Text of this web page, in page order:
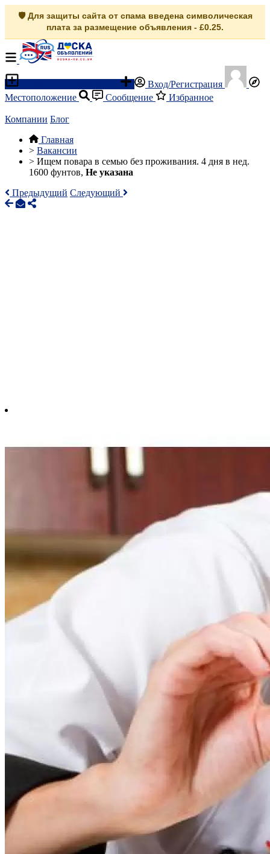
🛡️ Для защиты сайта от спама введена символическая
плата за размещение объявления - £0.25.
Вход/Регистрация
Местоположение
Сообщение Избранное
Компании Блог
Главная
> Вакансии
> Ищем повара в семью без проживания. 4 дня в нед.
1600 фунтов, Не указана
Предыдущий Следующий